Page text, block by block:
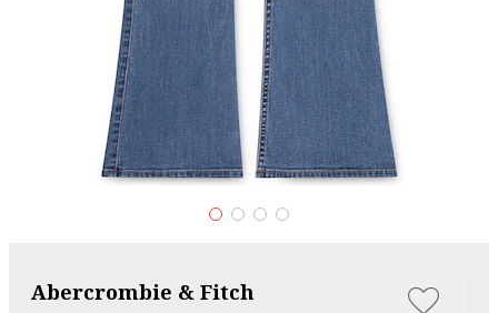
Abercrombie & Fitch